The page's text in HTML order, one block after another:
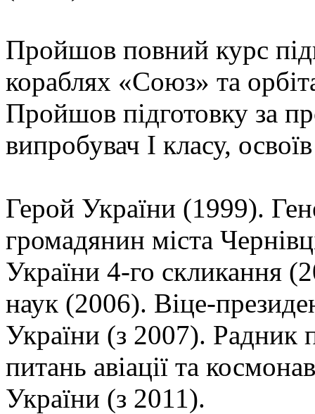
Пройшов повний курс
кораблях «Союз» та
Пройшов підготовку за
випробувач I класу,
Герой України (1999).
громадянин міста
України 4-го скликання
наук (2006). Віце-
України (з 2007). Радник
питань авіації та
України (з 2011).